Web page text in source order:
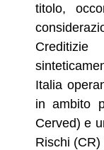
titolo,
Italia
in ambito
Cerved) e
Rischi